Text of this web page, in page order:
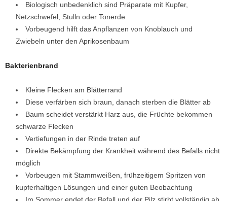
Biologisch unbedenklich sind Präparate mit Kupfer,
Netzschwefel, Stulln oder Tonerde
Vorbeugend hilft das Anpflanzen von Knoblauch und
Zwiebeln unter den Aprikosenbaum
Bakterienbrand
Kleine Flecken am Blätterrand
Diese verfärben sich braun, danach sterben die Blätter ab
Baum scheidet verstärkt Harz aus, die Früchte bekommen
schwarze Flecken
Vertiefungen in der Rinde treten auf
Direkte Bekämpfung der Krankheit während des Befalls nicht
möglich
Vorbeugen mit Stammweißen, frühzeitigem Spritzen von
kupferhaltigen Lösungen und einer guten Beobachtung